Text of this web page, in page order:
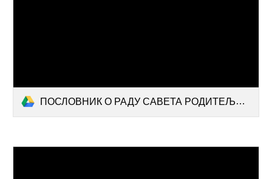
ПОСЛОВНИК О РАДУ САВЕТА РОДИТЕЉА НОВО(1).docx